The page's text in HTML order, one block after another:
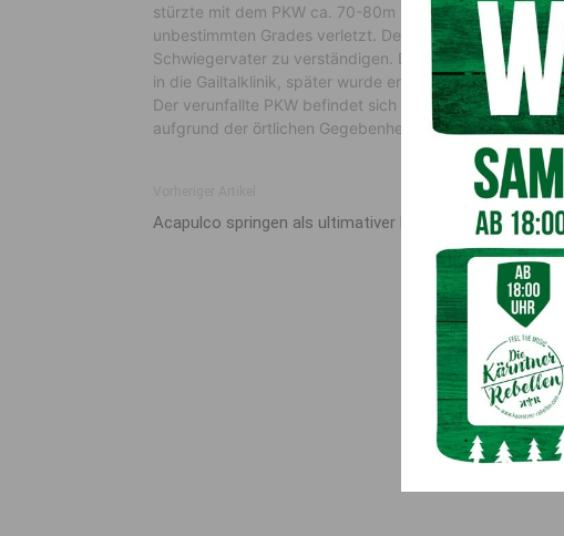
stürzte mit dem PKW ca. 70-80m in steiles Gelände
unbestimmten Grades verletzt. Der Mann schaffte es,
Schwiegervater zu verständigen. Dieser brachte den
in die Gailtalklinik, später wurde er ins LKH Villach
Der verunfallte PKW befindet sich nach wie vor im
aufgrund der örtlichen Gegebenheiten als schwierig.
Acapulco springen als ultimativer Nervenkitzel